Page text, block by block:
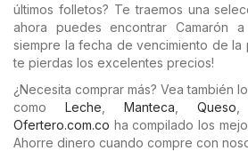
últimos folletos? Te traemos una
ahora puedes encontrar Camarón
siempre la fecha de vencimiento de la
te pierdas los excelentes precios!
¿Necesita comprar más? Vea también
como Leche Manteca Queso
Ofertero.com.co ha compilado los
Ahorre dinero cuando compre con